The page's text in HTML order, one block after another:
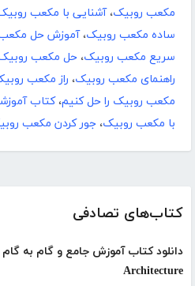
کتاب‌های تصادفی
Architecture
مکعب روبیک،آشنایی با مکعب
ساده مکعب روبیک،آموزش حل
سریع مکعب روبیک، حل مکعب
راهنمای مکعب روبیک، راز مکعب
مکعب روبیک را حل کنیم،کتاب
با مکعب روبیک، جور کردن مکعب